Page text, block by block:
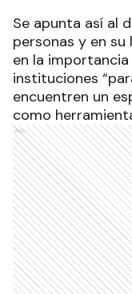
Se apunta así al
personas y en
en la
instituciones
encuentren un
como
Ads